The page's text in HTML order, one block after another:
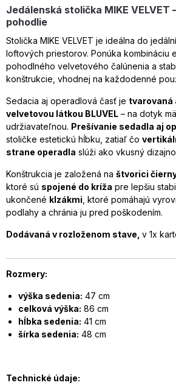
Jedálenská stolička MIKE VELVET
pohodlie
Stolička MIKE VELVET je ideálna do
loftových priestorov. Ponúka kombináciu
pohodlného velvetového čalúnenia a
konštrukcie, vhodnej na každodenné
Sedacia aj operadlová časť je tvarovaná
velvetovou látkou BLUVEL – na dotyk
udržiavateľnou. Prešívanie sedadla aj
stoličke estetickú hĺbku, zatiaľ čo
strane operadla slúži ako vkusný
Konštrukcia je založená na štvorici
ktoré sú spojené do kríža pre lepšiu
ukončené klzákmi , ktoré pomáhajú
podlahy a chránia ju pred poškodením.
Dodávaná v rozloženom stave v 1x
Rozmery:
výška sedenia: 47 cm
celková výška: 86 cm
hĺbka sedenia: 41 cm
šírka sedenia: 48 cm
Technické údaje: